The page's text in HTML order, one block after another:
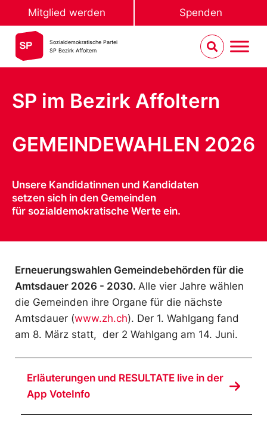
Mitglied werden Spenden
Sozialdemokratische Partei
SP Bezirk Affoltern
SP im Bezirk Affoltern
GEMEINDEWAHLEN 2026
Unsere Kandidatinnen und Kandidaten
setzen sich in den Gemeinden
für sozial­demokratische Werte ein.
Erneuerungswahlen Gemeindebehörden für die
Amtsdauer 2026 - 2030. Alle vier Jahre wählen
die Gemeinden ihre Organe für die nächste
Amtsdauer (www.zh.ch). Der 1. Wahlgang fand
am 8. März statt, der 2 Wahlgang am 14. Juni.
Erläuterungen und RESULTATE live in der
App VoteInfo